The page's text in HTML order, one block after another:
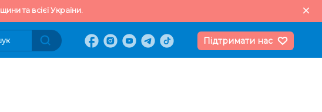
та всієї України.
Підтримати нас